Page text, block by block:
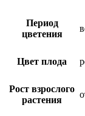
Период
цветения
Цвет плода
Рост взрослого
растения